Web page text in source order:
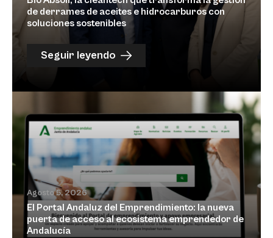
de derrames de aceites e hidrocarburos con
soluciones sostenibles
Seguir leyendo
Agosto 5, 2026
El Portal Andaluz del Emprendimiento: la nueva
puerta de acceso al ecosistema emprendedor de
Andalucía